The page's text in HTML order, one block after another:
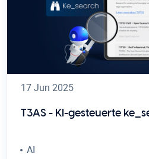
17 Jun 2025
T3AS - KI-gesteuerte
AI